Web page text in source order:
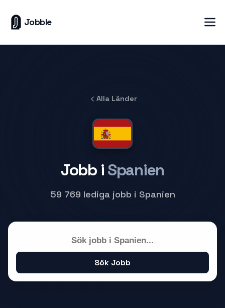
Jobble
Alla Länder
Jobb i Spanien
59 769 lediga jobb i Spanien
Sök Jobb